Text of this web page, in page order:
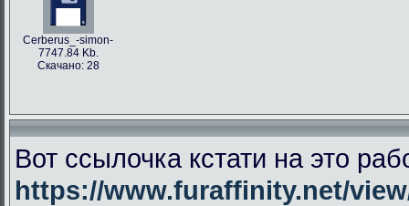
Cerberus_-simon-
7747.84 Kb.
Скачано: 28
Вот ссылочка кстати на это
https://www.furaffinity.net/